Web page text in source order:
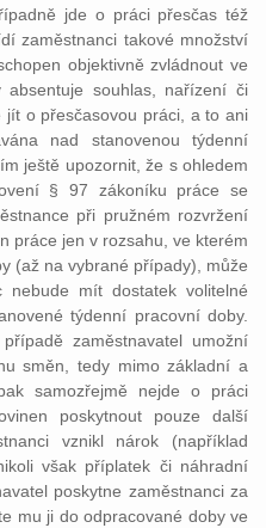
jde o práci přesčas též
zaměstnanci takové množství
objektivně zvládnout ve
souhlas, nařízení či
o přesčasovou práci, a to ani
nad stanovenou týdenní
ještě upozornit, že s ohledem
§ 97 zákoníku práce se
při pružném rozvržení
práce jen v rozsahu, ve kterém
(až na vybrané případy), může
nebude mít dostatek volitelné
týdenní pracovní doby.
zaměstnavatel umožní
směn, tedy mimo základní a
samozřejmě nejde o práci
poskytnout pouze další
vznikl nárok (například
však příplatek či náhradní
poskytne zaměstnanci za
mu ji do odpracované doby ve